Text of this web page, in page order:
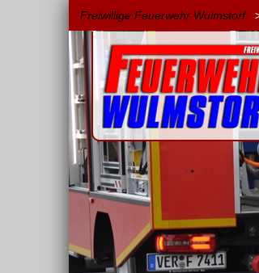
Freiwillige Feuerwehr Wulmstorf